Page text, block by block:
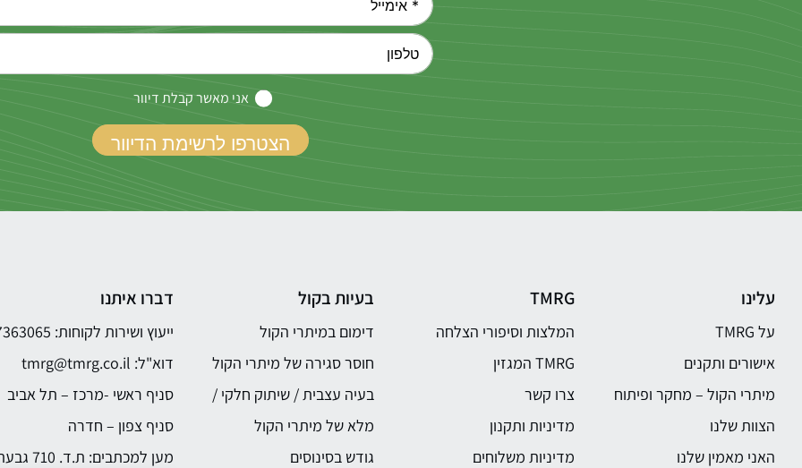
אני מאשר קבלת דיוור
עלינו
על TMRG
אישורים ותקנים
מיתרי הקול – מחקר ופיתוח
הצוות שלנו
האני מאמין שלנו
TMRG
המלצות וסיפורי הצלחה
TMRG המגזין
צרו קשר
מדיניות ותקנון
מדיניות משלוחים
בעיות בקול
דימום במיתרי הקול
חוסר סגירה של מיתרי הקול
בעיה עצבית / שיתוק חלקי /
מלא של מיתרי הקול
גודש בסינוסים
דברו איתנו
ייעוץ ושירות לקוחות: 03-7363065
דוא"ל: tmrg@tmrg.co.il
סניף ראשי -מרכז – תל אביב
סניף צפון – חדרה
מען למכתבים: ת.ד. 710 גבעתייים 5340813